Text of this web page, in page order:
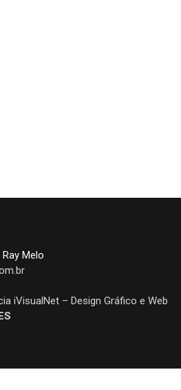
Melo
iVisualNet – Design Gráfico e Web